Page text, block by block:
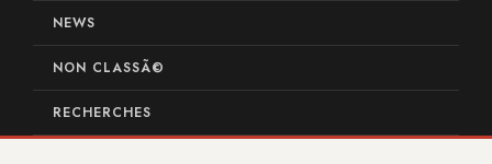
NEWS
NON CLASSÃ©
RECHERCHES